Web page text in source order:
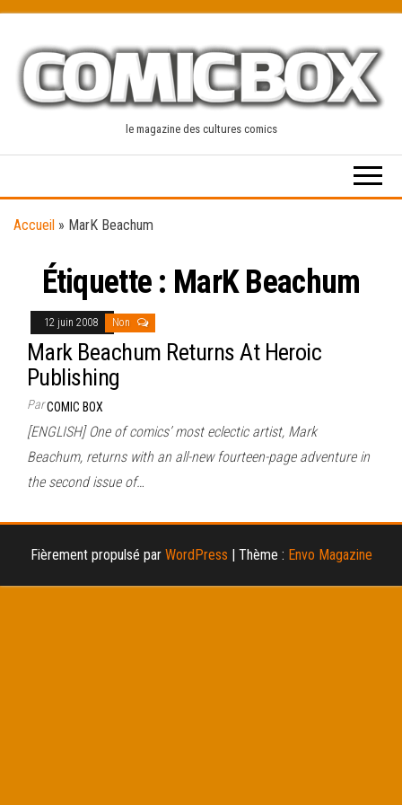
content
le magazine des cultures comics
Accueil » MarK Beachum
Étiquette : MarK Beachum
12 juin 2008 Non
Mark Beachum Returns At Heroic
Publishing
ParCOMIC BOX
[ENGLISH] One of comics’ most eclectic artist, Mark
Beachum, returns with an all-new fourteen-page adventure in
the second issue of…
Fièrement propulsé par WordPress | Thème : Envo Magazine